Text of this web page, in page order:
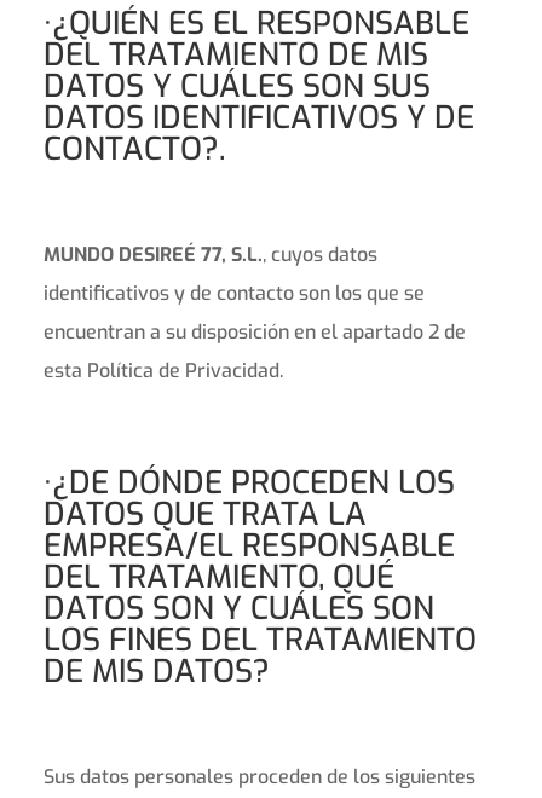
·¿QUIÉN ES EL RESPONSABLE
DEL TRATAMIENTO DE MIS
DATOS Y CUÁLES SON SUS
DATOS IDENTIFICATIVOS Y DE
CONTACTO?.
MUNDO DESIREÉ 77, S.L., cuyos datos
identificativos y de contacto son los que se
encuentran a su disposición en el apartado 2 de
esta Política de Privacidad.
·¿DE DÓNDE PROCEDEN LOS
DATOS QUE TRATA LA
EMPRESA/EL RESPONSABLE
DEL TRATAMIENTO, QUÉ
DATOS SON Y CUÁLES SON
LOS FINES DEL TRATAMIENTO
DE MIS DATOS?
Sus datos personales proceden de los siguientes